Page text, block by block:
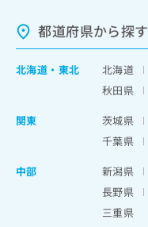
都道府県から探す
北海道 ・ 東北 北海道
秋田県
関東
茨城県
千葉県
中部
新潟県
長野県
三重県